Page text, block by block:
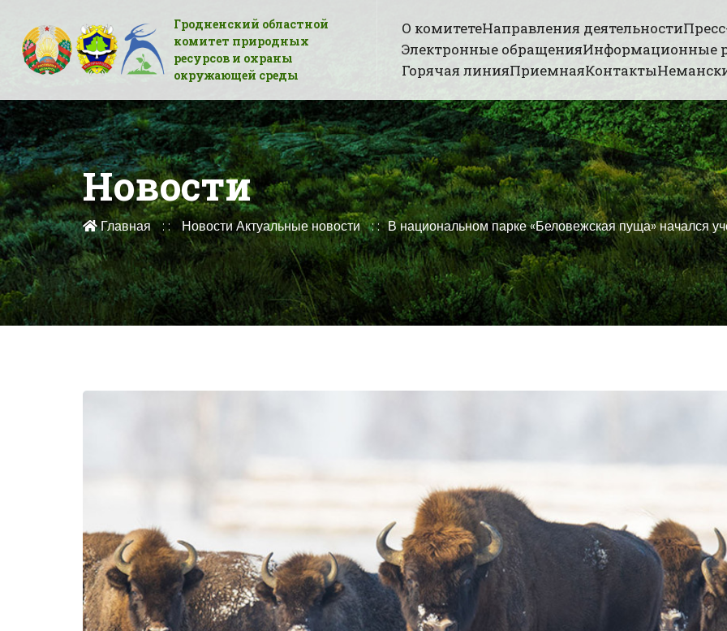
Гродненский областной
комитет природных
ресурсов и охраны
окружающей среды
О комитетеНаправления деятельности
Электронные обращенияИнформационные
Горячая линияПриемнаяКонтакты
Новости
Главная НовостиАктуальные новости В национальном парке «Беловежская пуща» начался
консервации